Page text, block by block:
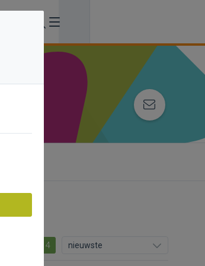
14 nieuwste